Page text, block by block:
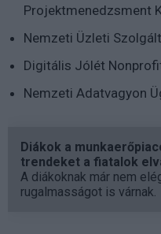
Projektmenedzsment
Nemzeti Üzleti
Digitális Jólét
Nemzeti Adatvagyon
Diákok a
trendeket a fiatalok
A diákoknak már nem
rugalmasságot is várnak.